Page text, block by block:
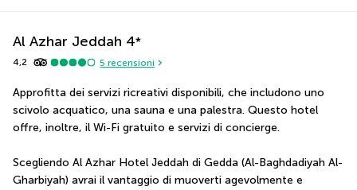
Al Azhar Jeddah 4*
4,2 5 recensioni
Approfitta dei servizi ricreativi disponibili, che includono uno
scivolo acquatico, una sauna e una palestra. Questo hotel
offre, inoltre, il Wi-Fi gratuito e servizi di concierge.
Scegliendo Al Azhar Hotel Jeddah di Gedda (Al-Baghdadiyah Al-
Gharbiyah) avrai il vantaggio di muoverti agevolmente e